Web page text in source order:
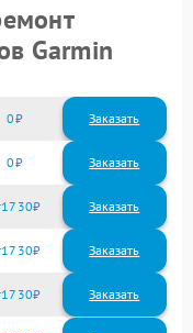
Garmin
0 Заказать
0 Заказать
1730
1730
1730